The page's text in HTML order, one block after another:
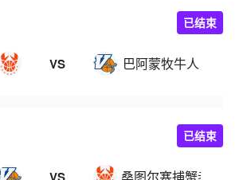
VS 巴阿蒙牧牛人
已结束
已结束